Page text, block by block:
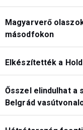
Magyarverő
másodfokon
Elkészítették a
Ősszel elindulhat a
Belgrád